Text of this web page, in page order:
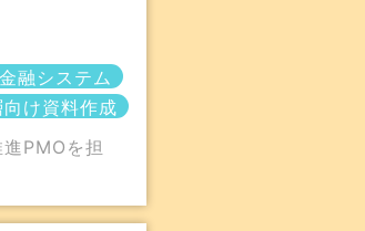
金融システム
け資料作成
PMOを担